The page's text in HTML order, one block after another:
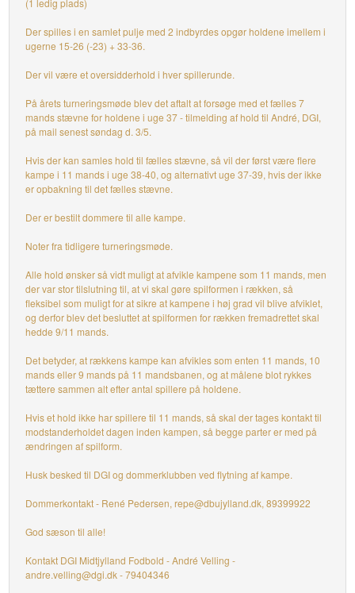
(1 ledig plads)
Der spilles i en samlet pulje med 2 indbyrdes opgør holdene imellem i
ugerne 15-26 (-23) + 33-36.
Der vil være et oversidderhold i hver spillerunde.
På årets turneringsmøde blev det aftalt at forsøge med et fælles 7
mands stævne for holdene i uge 37 - tilmelding af hold til André, DGI,
på mail senest søndag d. 3/5.
Hvis der kan samles hold til fælles stævne, så vil der først være flere
kampe i 11 mands i uge 38-40, og alternativt uge 37-39, hvis der ikke
er opbakning til det fælles stævne.
Der er bestilt dommere til alle kampe.
Noter fra tidligere turneringsmøde.
Alle hold ønsker så vidt muligt at afvikle kampene som 11 mands, men
der var stor tilslutning til, at vi skal gøre spilformen i rækken, så
fleksibel som muligt for at sikre at kampene i høj grad vil blive afviklet,
og derfor blev det besluttet at spilformen for rækken fremadrettet skal
hedde 9/11 mands.
Det betyder, at rækkens kampe kan afvikles som enten 11 mands, 10
mands eller 9 mands på 11 mandsbanen, og at målene blot rykkes
tættere sammen alt efter antal spillere på holdene.
Hvis et hold ikke har spillere til 11 mands, så skal der tages kontakt til
modstanderholdet dagen inden kampen, så begge parter er med på
ændringen af spilform.
Husk besked til DGI og dommerklubben ved flytning af kampe.
Dommerkontakt - René Pedersen, repe@dbujylland.dk, 89399922
God sæson til alle!
Kontakt DGI Midtjylland Fodbold - André Velling -
andre.velling@dgi.dk - 79404346